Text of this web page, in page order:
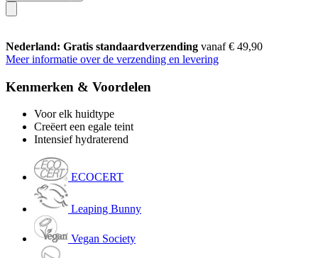
Nederland: Gratis standaardverzending vanaf € 49,90
Meer informatie over de verzending en levering
Kenmerken & Voordelen
Voor elk huidtype
Creëert een egale teint
Intensief hydraterend
ECOCERT
Leaping Bunny
Vegan Society